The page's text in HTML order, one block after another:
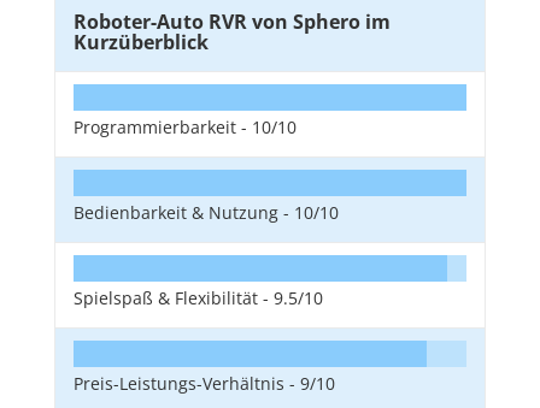
Roboter-Auto RVR von Sphero im
Kurzüberblick
Programmierbarkeit - 10/10
Bedienbarkeit & Nutzung - 10/10
Spielspaß & Flexibilität - 9.5/10
Preis-Leistungs-Verhältnis - 9/10